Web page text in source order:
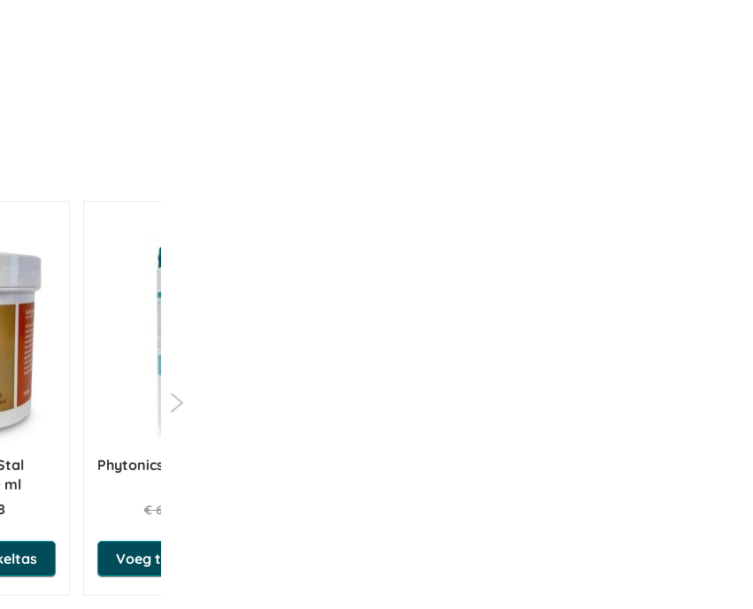
ml
Phytonics Clear Intestine 600
€ 65,82
Voeg toe aan winkeltas